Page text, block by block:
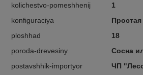
kolichestvo-pomeshhenij
1
konfiguraciya
Простая
ploshhad
18
poroda-drevesiny
Сосна
postavshhik-importyor
ЧП